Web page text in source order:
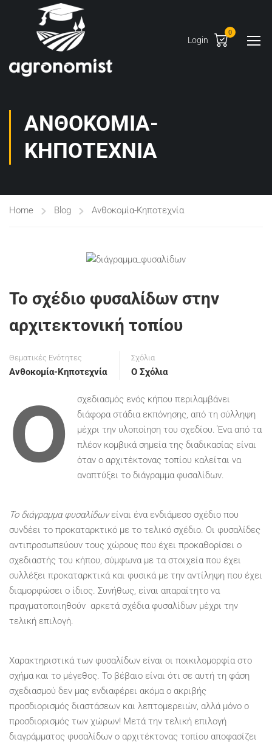
Login
0
ΑΝΘΟΚΟΜΊΑ-
ΚΗΠΟΤΕΧΝΊΑ
Home Blog Ανθοκομία-Κηποτεχνία
Το σχέδιο φυσαλίδων στην
αρχιτεκτονική τοπίου
Θεματικές Ενότητες
Ανθοκομία-Κηποτεχνία
Σχόλια
Ο Σχόλια
Ο
σχεδιασμός ενός κήπου περιλαμβάνει
διάφορα στάδια εκπόνησης, από τη σύλληψη
μέχρι την υλοποίηση του σχεδίου. Ένα από τα
πλέον κομβικά σημεία της διαδικασίας είναι
όταν ο αρχιτέκτονας τοπίου καλείται να
αναπτύξει το διάγραμμα φυσαλίδων.
Το διάγραμμα φυσαλίδωνείναι ένα ενδιάμεσο σχέδιο που
συνδέει το προκαταρκτικό με το τελικό σχέδιο. Οι φυσαλίδες
αντιπροσωπεύουν τους χώρους που έχει προκαθορίσει ο
σχεδιαστής του κήπου, σύμφωνα με τα στοιχεία που έχει
συλλέξει προκαταρκτικά και φυσικά με την αντίληψη που έχει
διαμορφώσει ο ίδιος. Συνήθως, είναι απαραίτητο να
πραγματοποιηθούν αρκετά σχέδια φυσαλίδων μέχρι την
τελική επιλογή.
Χαρακτηριστικά των φυσαλίδων είναι οι ποικιλομορφία στο
σχήμα και το μέγεθος. Το βέβαιο είναι ότι σε αυτή τη φάση
σχεδιασμού δεν μας ενδιαφέρει ακόμα ο ακριβής
προσδιορισμός διαστάσεων και λεπτομερειών, αλλά μόνο ο
προσδιορισμός των χώρων! Μετά την τελική επιλογή
διαγράμματος φυσαλίδων ο αρχιτέκτονας τοπίου αποφασίζει